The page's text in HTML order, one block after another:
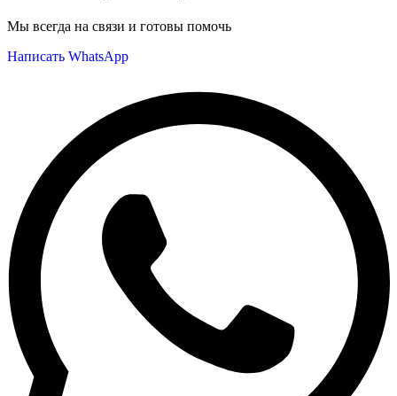
Мы всегда на связи и готовы помочь
Написать WhatsApp